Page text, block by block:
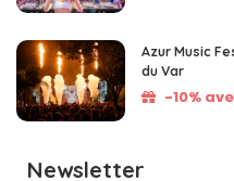
Azur Music
du Var
-10%
Newsletter